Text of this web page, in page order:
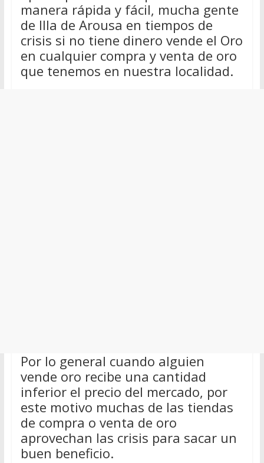
manera rápida y fácil, mucha gente
de Illa de Arousa en tiempos de
crisis si no tiene dinero vende el Oro
en cualquier compra y venta de oro
que tenemos en nuestra localidad.
Por lo general cuando alguien
vende oro recibe una cantidad
inferior el precio del mercado, por
este motivo muchas de las tiendas
de compra o venta de oro
aprovechan las crisis para sacar un
buen beneficio.